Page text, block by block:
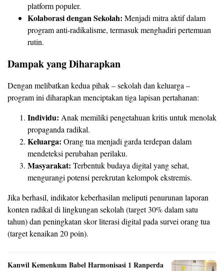
platform populer.
Kolaborasi dengan Sekolah: Menjadi mitra aktif dalam
program anti‑radikalisme, termasuk menghadiri pertemuan
rutin.
Dampak yang Diharapkan
Dengan melibatkan kedua pihak – sekolah dan keluarga –
program ini diharapkan menciptakan tiga lapisan pertahanan:
Individu: Anak memiliki pengetahuan kritis untuk menolak
propaganda radikal.
Keluarga: Orang tua menjadi garda terdepan dalam
mendeteksi perubahan perilaku.
Masyarakat: Terbentuk budaya digital yang sehat,
mengurangi potensi perekrutan kelompok ekstremis.
Jika berhasil, indikator keberhasilan meliputi penurunan laporan
konten radikal di lingkungan sekolah (target 30% dalam satu
tahun) dan peningkatan skor literasi digital pada survei orang tua
(target kenaikan 20 poin).
Kanwil Kemenkum Babel Harmonisasi 1 Ranperda